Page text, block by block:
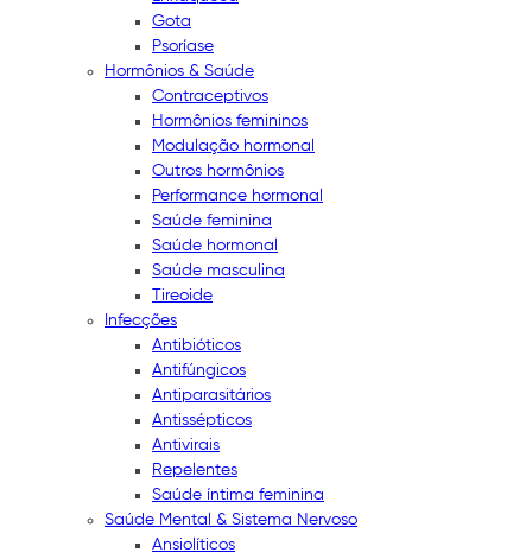
Gota
Psoríase
Hormônios & Saúde
Contraceptivos
Hormônios femininos
Modulação hormonal
Outros hormônios
Performance hormonal
Saúde feminina
Saúde hormonal
Saúde masculina
Tireoide
Infecções
Antibióticos
Antifúngicos
Antiparasitários
Antissépticos
Antivirais
Repelentes
Saúde íntima feminina
Saúde Mental & Sistema Nervoso
Ansiolíticos